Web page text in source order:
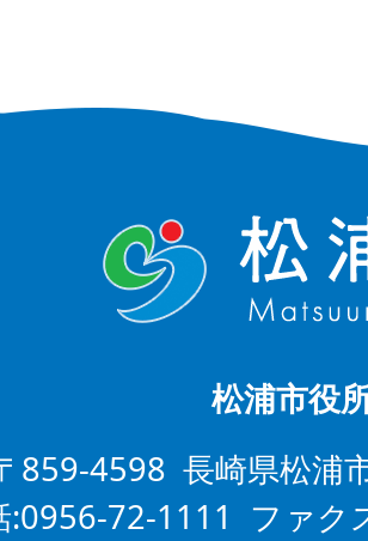
松浦市役
859-4598 長崎県松浦
:0956-72-1111 ファ